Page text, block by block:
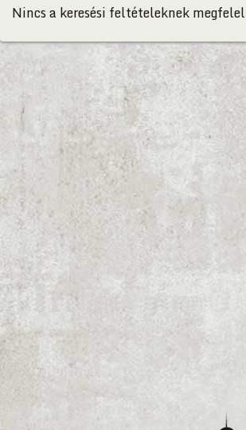
Nincs a keresési feltételeknek